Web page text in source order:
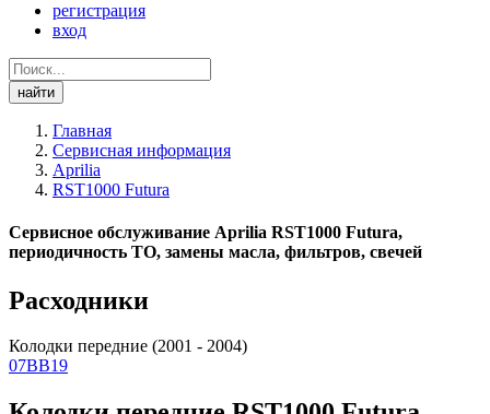
регистрация
вход
найти
Главная
Сервисная информация
Aprilia
RST1000 Futura
Сервисное обслуживание Aprilia RST1000 Futura,
периодичность ТО, замены масла, фильтров, свечей
Расходники
Колодки передние (2001 - 2004)
07BB19